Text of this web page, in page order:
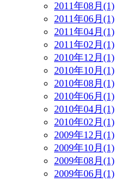
2011年08月(1)
2011年06月(1)
2011年04月(1)
2011年02月(1)
2010年12月(1)
2010年10月(1)
2010年08月(1)
2010年06月(1)
2010年04月(1)
2010年02月(1)
2009年12月(1)
2009年10月(1)
2009年08月(1)
2009年06月(1)